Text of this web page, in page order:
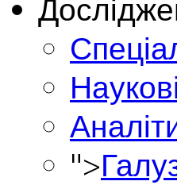
">